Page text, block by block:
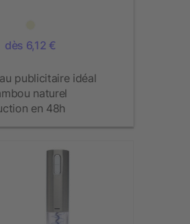
dès 6,12 €
publicitaire idéal
naturel
en 48h